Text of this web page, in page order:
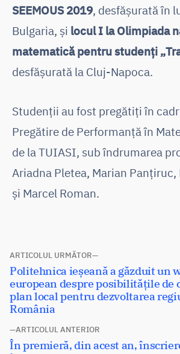
SEEMOUS 2019, desfășurată în
Bulgaria, și locul I la Olimpiada
matematică pentru studenți
desfășurată la Cluj-Napoca.
Studenții au fost pregătiți în
Pregătire de Performanță în
de la TUIASI, sub îndrumarea
Ariadna Pletea, Marian Panțiruc,
și Marcel Roman.
Navigare
în
articole
ARTICOLUL ANTERIOR
Articolul
În premieră, din acest an,
ARTICOLUL URMĂTOR
Articolul
următor:
Politehnica ieșeană a găzduit un
european despre posibilitățile de
plan local pentru dezvoltarea
România